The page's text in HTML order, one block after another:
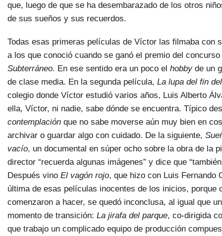
que, luego de que se ha desembarazado de los otros
de sus sueños y sus recuerdos.
Todas esas primeras películas de Víctor las filmaba con
a los que conoció cuando se ganó el premio del
Subterráneo. En ese sentido era un poco el hobbyde un
de clase media. En la segunda película, La lupa del fin
colegio donde Víctor estudió varios años, Luis Alberto
ella, Víctor, ni nadie, sabe dónde se encuentra. Típico
contemplación que no sabe moverse aún muy bien en
archivar o guardar algo con cuidado. De la siguiente,
vacío, un documental en súper ocho sobre la obra de la
director “recuerda algunas imágenes” y dice que
Después vino El vagón rojo, que hizo con Luis Fernando
última de esas películas inocentes de los inicios, porque
comenzaron a hacer, se quedó inconclusa, al igual que
momento de transición: La jirafa del parque, co-dirigida
que trabajo un complicado equipo de producción